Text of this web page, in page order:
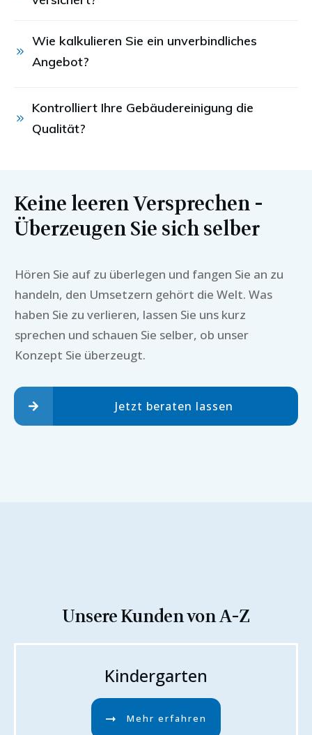
Wie kalkulieren Sie ein unverbindliches
Angebot?
Kontrolliert Ihre Gebäudereinigung die
Qualität?
Keine leeren Versprechen -
Überzeugen Sie sich selber
Hören Sie auf zu überlegen und fangen Sie an zu
handeln, den Umsetzern gehört die Welt. Was
haben Sie zu verlieren, lassen Sie uns kurz
sprechen und schauen Sie selber, ob unser
Konzept Sie überzeugt.
Jetzt beraten lassen
Unsere Kunden von A-Z
Kindergarten
Mehr erfahren